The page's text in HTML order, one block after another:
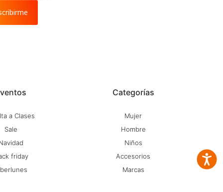
a Clases
Sale
friday
Categorías
Mujer
Hombre
Niños
Accesorios
Marcas